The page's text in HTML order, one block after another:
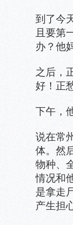
到了今
且要第
办？他
之后，
好！正
下午，
说在常
体。然
物种、
情况和
是拿走
产生担